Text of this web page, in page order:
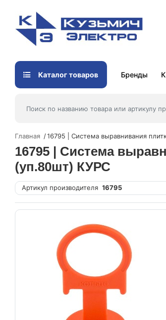
Каталог товаров Бренды
Главная 16795 | Система выравнивания
16795 | Система
(уп.80шт) КУРС
Артикул производителя 16795